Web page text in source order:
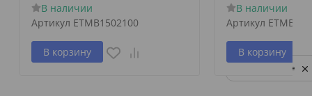
В наличии
Артикул ETMB1502100
В корзину
В наличии
Артикул
В корзину
Privacy notice